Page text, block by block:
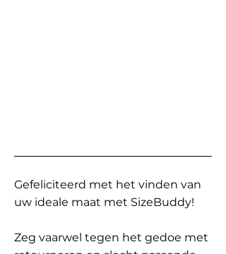
Gefeliciteerd met het vinden van
uw ideale maat met SizeBuddy!
Zeg vaarwel tegen het gedoe met